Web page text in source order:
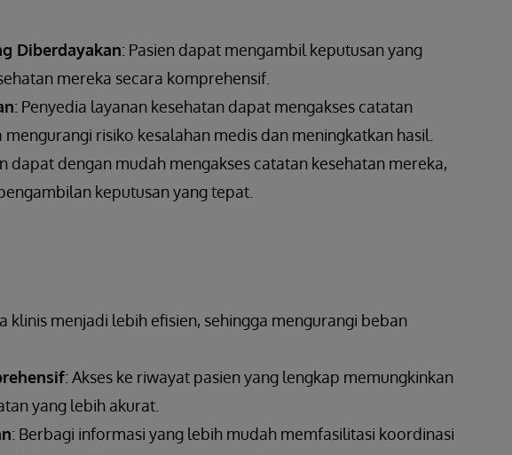
Diberdayakan: Pasien dapat mengambil keputusan yang
mereka secara komprehensif.
: Penyedia layanan kesehatan dapat mengakses catatan
risiko kesalahan medis dan meningkatkan hasil.
dapat dengan mudah mengakses catatan kesehatan mereka,
keputusan yang tepat.
klinis menjadi lebih efisien, sehingga mengurangi beban
: Akses ke riwayat pasien yang lengkap memungkinkan
yang lebih akurat.
: Berbagi informasi yang lebih mudah memfasilitasi koordinasi